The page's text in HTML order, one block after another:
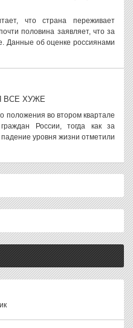
что страна переживает
половина заявляет, что за
Данные об оценке россиянами
ВСЕ ХУЖЕ
положения во втором квартале
России, тогда как за
уровня жизни отметили